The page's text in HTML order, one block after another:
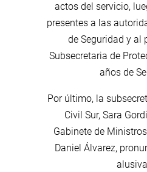
actos del servicio,
presentes a las
de Seguridad y al
Subsecretaria de
años de
Por último, la
Civil Sur, Sara
Gabinete de
Daniel Álvarez,